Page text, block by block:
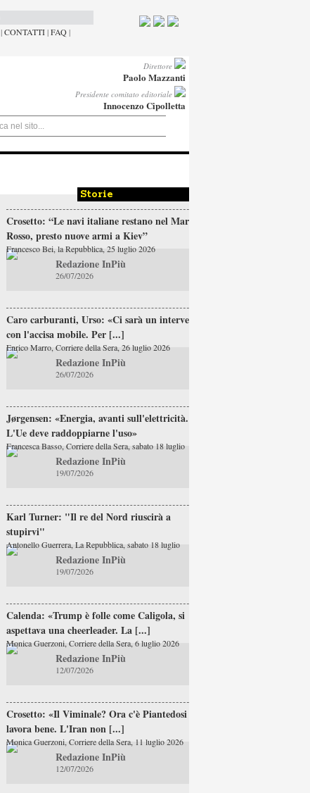
|CONTATTI|FAQ|
Direttore
Paolo Mazzanti
Presidente comitato editoriale
Innocenzo Cipolletta
Storie
Crosetto: “Le navi italiane restano nel Mar
Rosso, presto nuove armi a Kiev”
Francesco Bei, la Repubblica, 25 luglio 2026
Redazione InPiù
26/07/2026
Caro carburanti, Urso: «Ci sarà un intervento
con l'accisa mobile. Per [...]
Enrico Marro, Corriere della Sera, 26 luglio 2026
Redazione InPiù
26/07/2026
Jørgensen: «Energia, avanti sull'elettricità.
L'Ue deve raddoppiarne l'uso»
Francesca Basso, Corriere della Sera, sabato 18 luglio
Redazione InPiù
19/07/2026
Karl Turner: "Il re del Nord riuscirà a
stupirvi"
Antonello Guerrera, La Repubblica, sabato 18 luglio
Redazione InPiù
19/07/2026
Calenda: «Trump è folle come Caligola, si
aspettava una cheerleader. La [...]
Monica Guerzoni, Corriere della Sera, 6 luglio 2026
Redazione InPiù
12/07/2026
Crosetto: «Il Viminale? Ora c'è Piantedosi e
lavora bene. L'Iran non [...]
Monica Guerzoni, Corriere della Sera, 11 luglio 2026
Redazione InPiù
12/07/2026